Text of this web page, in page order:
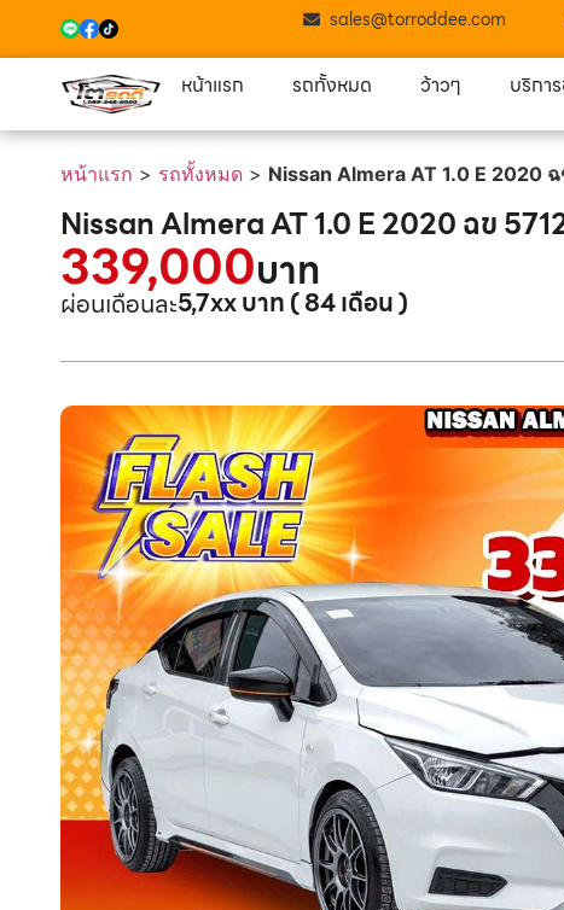
sales@torroddee.com
หน้าแรก รถทั้งหมด ว้าวๆ บริกา
หน้าแรก > รถทั้งหมด > Nissan Almera AT 1.0 E 2020
Nissan Almera AT 1.0 E 2020 ฉข
339,000บาท
ผ่อนเดือนละ5,7xx บาท ( 84 เดือน )